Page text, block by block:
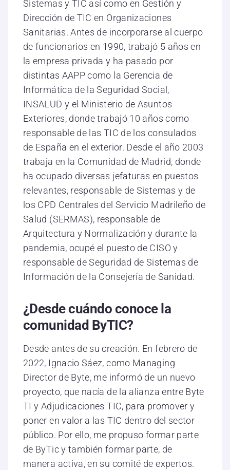
Sistemas y TIC así como en Gestión y
Dirección de TIC en Organizaciones
Sanitarias. Antes de incorporarse al cuerpo
de funcionarios en 1990, trabajó 5 años en
la empresa privada y ha pasado por
distintas AAPP como la Gerencia de
Informática de la Seguridad Social,
INSALUD y el Ministerio de Asuntos
Exteriores, donde trabajó 10 años como
responsable de las TIC de los consulados
de España en el exterior. Desde el año 2003
trabaja en la Comunidad de Madrid, donde
ha ocupado diversas jefaturas en puestos
relevantes, responsable de Sistemas y de
los CPD Centrales del Servicio Madrileño de
Salud (SERMAS), responsable de
Arquitectura y Normalización y durante la
pandemia, ocupé el puesto de CISO y
responsable de Seguridad de Sistemas de
Información de la Consejería de Sanidad.
¿Desde cuándo conoce la
comunidad ByTIC?
Desde antes de su creación. En febrero de
2022, Ignacio Sáez, como Managing
Director de Byte, me informó de un nuevo
proyecto, que nacía de la alianza entre Byte
TI y Adjudicaciones TIC, para promover y
poner en valor a las TIC dentro del sector
público. Por ello, me propuso formar parte
de ByTic y también formar parte, de
manera activa, en su comité de expertos.